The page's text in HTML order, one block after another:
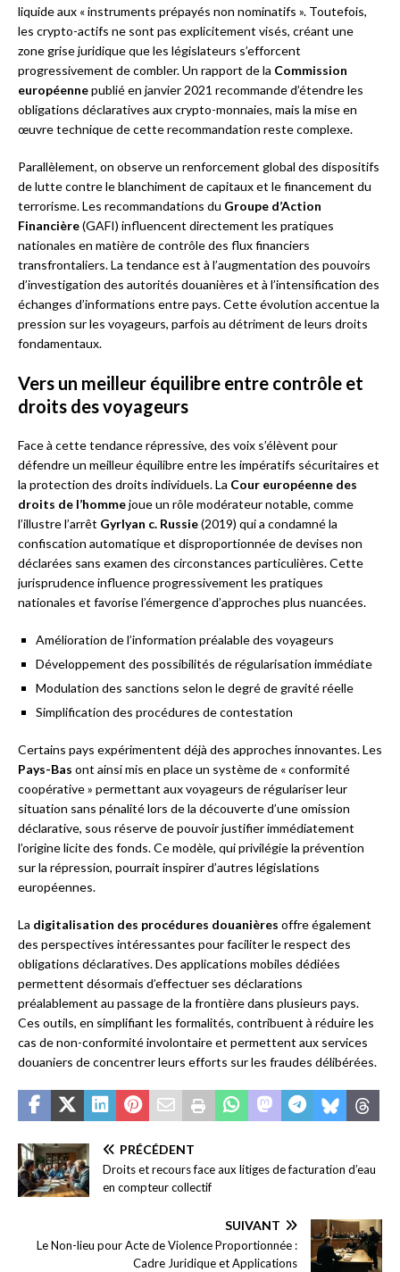
liquide aux « instruments prépayés non nominatifs ». Toutefois,
les crypto-actifs ne sont pas explicitement visés, créant une
zone grise juridique que les législateurs s’efforcent
progressivement de combler. Un rapport de la Commission
européennepublié en janvier 2021 recommande d’étendre les
obligations déclaratives aux crypto-monnaies, mais la mise en
œuvre technique de cette recommandation reste complexe.
Parallèlement, on observe un renforcement global des dispositifs
de lutte contre le blanchiment de capitaux et le financement du
terrorisme. Les recommandations du Groupe d’Action
Financière(GAFI) influencent directement les pratiques
nationales en matière de contrôle des flux financiers
transfrontaliers. La tendance est à l’augmentation des pouvoirs
d’investigation des autorités douanières et à l’intensification des
échanges d’informations entre pays. Cette évolution accentue la
pression sur les voyageurs, parfois au détriment de leurs droits
fondamentaux.
Vers un meilleur équilibre entre contrôle et
droits des voyageurs
Face à cette tendance répressive, des voix s’élèvent pour
défendre un meilleur équilibre entre les impératifs sécuritaires et
la protection des droits individuels. La Cour européenne des
droits de l’hommejoue un rôle modérateur notable, comme
l’illustre l’arrêt Gyrlyan c. Russie(2019) qui a condamné la
confiscation automatique et disproportionnée de devises non
déclarées sans examen des circonstances particulières. Cette
jurisprudence influence progressivement les pratiques
nationales et favorise l’émergence d’approches plus nuancées.
Amélioration de l’information préalable des voyageurs
Développement des possibilités de régularisation immédiate
Modulation des sanctions selon le degré de gravité réelle
Simplification des procédures de contestation
Certains pays expérimentent déjà des approches innovantes. Les
Pays-Bas ont ainsi mis en place un système de « conformité
coopérative » permettant aux voyageurs de régulariser leur
situation sans pénalité lors de la découverte d’une omission
déclarative, sous réserve de pouvoir justifier immédiatement
l’origine licite des fonds. Ce modèle, qui privilégie la prévention
sur la répression, pourrait inspirer d’autres législations
européennes.
La digitalisation des procédures douanières offre également
des perspectives intéressantes pour faciliter le respect des
obligations déclaratives. Des applications mobiles dédiées
permettent désormais d’effectuer ses déclarations
préalablement au passage de la frontière dans plusieurs pays.
Ces outils, en simplifiant les formalités, contribuent à réduire les
cas de non-conformité involontaire et permettent aux services
douaniers de concentrer leurs efforts sur les fraudes délibérées.
PRÉCÉDENT
Droits et recours face aux litiges de facturation d’eau
en compteur collectif
SUIVANT
Le Non-lieu pour Acte de Violence Proportionnée :
Cadre Juridique et Applications